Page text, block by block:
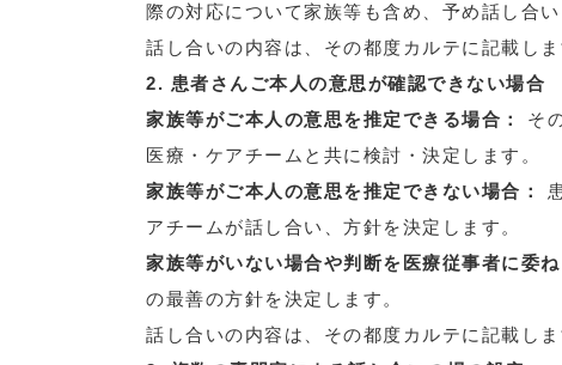
際の対応について家族等も含め、予め話し合い
話し合いの内容は、その都度カルテに記載しま
2. 患者さんご本人の意思が確認できない場合
家族等がご本人の意思を推定できる場合：
そ
医療・ケアチームと共に検討・決定します。
家族等がご本人の意思を推定できない場合：
アチームが話し合い、方針を決定します。
家族等がいない場合や判断を医療従事者に委ね
の最善の方針を決定します。
話し合いの内容は、その都度カルテに記載しま